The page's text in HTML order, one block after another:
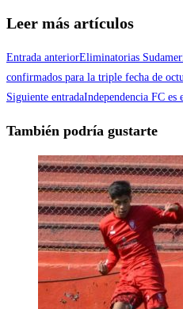
Leer más artículos
Entrada anteriorEliminatorias
confirmados para la triple fecha de
Siguiente entradaIndependencia FC es
También podría gustarte